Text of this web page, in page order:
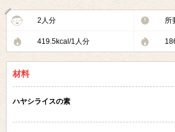
2人分 所
419.5kcal/1人分
材料
ハヤシライスの素